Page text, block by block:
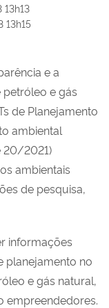
e a
e gás
de Planejamento
ambiental
20/2021)
ambientais
de pesquisa,
informações
planejamento no
e gás natural,
empreendedores.